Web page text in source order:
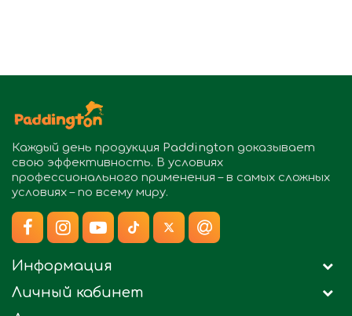
Каждый день продукция Paddington доказывает
свою эффективность. В условиях
профессионального применения – в самых сложных
условиях – по всему миру.
Информация
Личный кабинет